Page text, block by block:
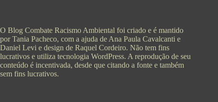
O Blog Combate Racismo Ambiental foi criado e é mantido
por Tania Pacheco, com a ajuda de Ana Paula Cavalcanti e
Daniel Levi e design de Raquel Cordeiro. Não tem fins
lucrativos e utiliza tecnologia WordPress. A reprodução de seu
conteúdo é incentivada, desde que citando a fonte e também
sem fins lucrativos.